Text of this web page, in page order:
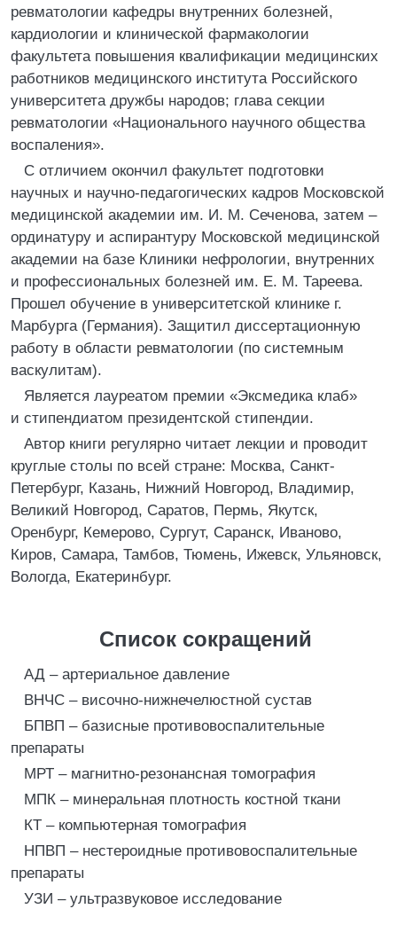
ревматологии кафедры внутренних болезней,
кардиологии и клинической фармакологии
факультета повышения квалификации медицинских
работников медицинского института Российского
университета дружбы народов; глава секции
ревматологии «Национального научного общества
воспаления».
С отличием окончил факультет подготовки
научных и научно-педагогических кадров Московской
медицинской академии им. И. М. Сеченова, затем –
ординатуру и аспирантуру Московской медицинской
академии на базе Клиники нефрологии, внутренних
и профессиональных болезней им. Е. М. Тареева.
Прошел обучение в университетской клинике г.
Марбурга (Германия). Защитил диссертационную
работу в области ревматологии (по системным
васкулитам).
Является лауреатом премии «Эксмедика клаб»
и стипендиатом президентской стипендии.
Автор книги регулярно читает лекции и проводит
круглые столы по всей стране: Москва, Санкт-
Петербург, Казань, Нижний Новгород, Владимир,
Великий Новгород, Саратов, Пермь, Якутск,
Оренбург, Кемерово, Сургут, Саранск, Иваново,
Киров, Самара, Тамбов, Тюмень, Ижевск, Ульяновск,
Вологда, Екатеринбург.
Список сокращений
АД – артериальное давление
ВНЧС – височно-нижнечелюстной сустав
БПВП – базисные противовоспалительные
препараты
МРТ – магнитно-резонансная томография
МПК – минеральная плотность костной ткани
КТ – компьютерная томография
НПВП – нестероидные противовоспалительные
препараты
УЗИ – ультразвуковое исследование